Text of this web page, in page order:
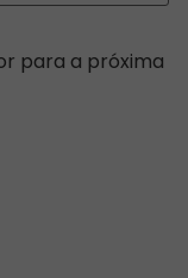
para a próxima